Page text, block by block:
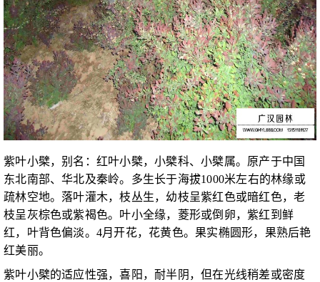
紫叶小檗，别名：红叶小檗，小檗科、小檗属。原产于中国
东北南部、华北及秦岭。多生长于海拔1000米左右的林缘或
疏林空地。落叶灌木，枝丛生，幼枝呈紫红色或暗红色，老
枝呈灰棕色或紫褐色。叶小全缘，菱形或倒卵，紫红到鲜
红，叶背色偏淡。4月开花，花黄色。果实椭圆形，果熟后艳
红美丽。
紫叶小檗的适应性强，喜阳，耐半阴，但在光线稍差或密度